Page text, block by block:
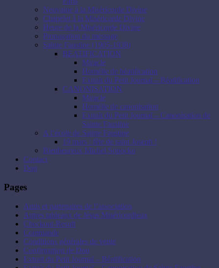
Neuvaine à la Miséricorde Divine
Chapelet à la Miséricorde Divine
Heure de la Miséricorde Divine
Propagation du message
Sainte Faustine (1905-1938)
BEATIFICATION
Miracle
Homélie de béatification
Extrait du Petit Journal – Béatification
CANONISATION
Miracle
Homélie de canonisation
Extrait du Petit Journal – Canonisation de
Sainte Faustine
A l’école de Sainte Faustine
19 mars : fête de saint Joseph !
Bienheureux Michel Sopocko
Contact
Don
Pages
Amis et partenaires de l’association
Autres tableaux de Jésus Miséricordieux
Checkout-Result
Commande
Conditions générales de vente
Confirmation de Don
Extrait du Petit Journal – Béatification